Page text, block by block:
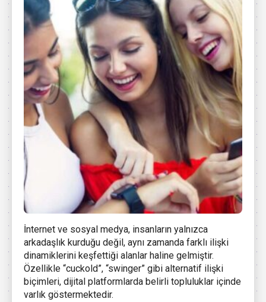
İnternet ve sosyal medya, insanların yalnızca
arkadaşlık kurduğu değil, aynı zamanda farklı ilişki
dinamiklerini keşfettiği alanlar haline gelmiştir.
Özellikle “cuckold”, “swinger” gibi alternatif ilişki
biçimleri, dijital platformlarda belirli topluluklar içinde
varlık göstermektedir.